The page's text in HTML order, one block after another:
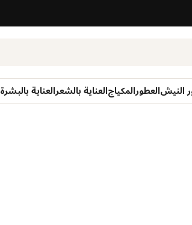
النيشالعطورالمكياجالعناية بالشعرالعناية بالبشرة